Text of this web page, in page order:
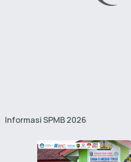
Informasi SPMB 2026